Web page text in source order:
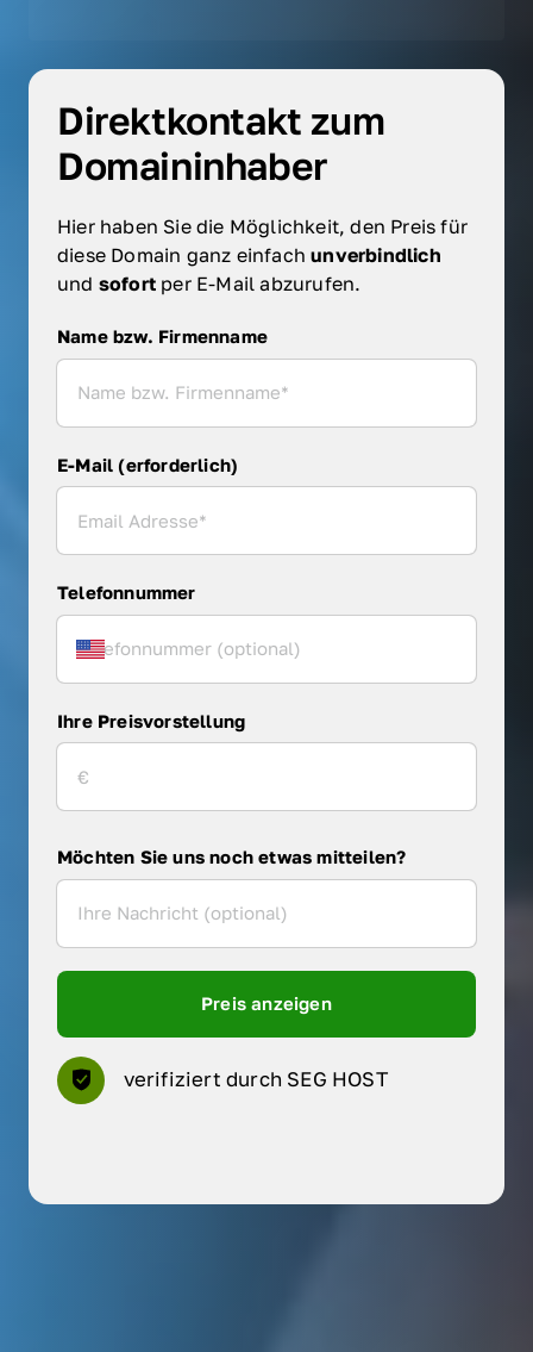
Direktkontakt zum
Domaininhaber
Hier haben Sie die Möglichkeit, den Preis für
diese Domain ganz einfach
und sofort per E-Mail abzurufen.
Name bzw. Firmenname
Name bzw. Firmenname
E-Mail (erforderlich)
Telefonnummer
Ihre Preisvorstellung
Möchten Sie uns noch etwas mitteilen?
Preis anzeigen
verifiziert durch SEG HOST